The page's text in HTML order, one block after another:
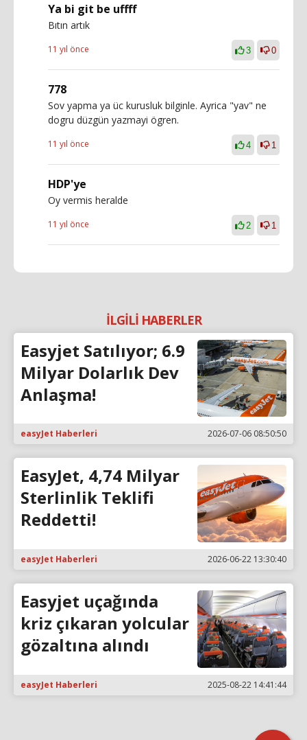
Ya bi git be uffff
Bıtın artık
11 yıl önce 3 0
778
Sov yapma ya üc kurusluk bilginle. Ayrica "yav" ne
dogru düzgün yazmayi ögren.
11 yıl önce 4 1
HDP'ye
Oy vermis heralde
11 yıl önce 2 1
İLGİLİ HABERLER
Easyjet Satılıyor; 6.9
Milyar Dolarlık Dev
Anlaşma!
easyJet Haberleri 2026-07-06 08:50:50
EasyJet, 4,74 Milyar
Sterlinlik Teklifi
Reddetti!
easyJet Haberleri 2026-06-22 13:30:40
Easyjet uçağında
kriz çıkaran yolcular
gözaltına alındı
easyJet Haberleri 2025-08-22 14:41:44